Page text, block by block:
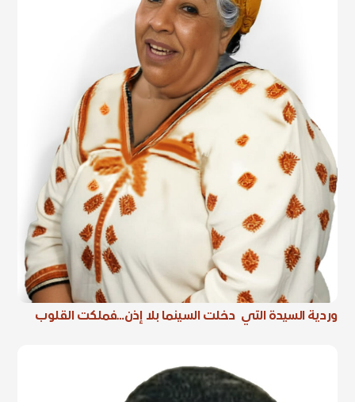
وردية السيدة التي دخلت السينما بلا إذن…فملكت القلوب